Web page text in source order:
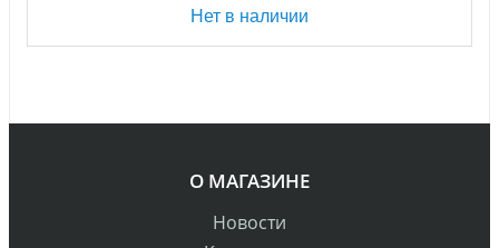
Нет в наличии
О МАГАЗИНЕ
Новости